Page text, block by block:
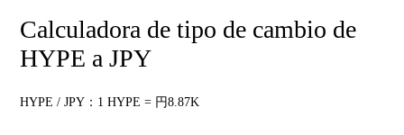
Calculadora de tipo de cambio de
HYPE a JPY
HYPE / JPY：1 HYPE = 円8.87K